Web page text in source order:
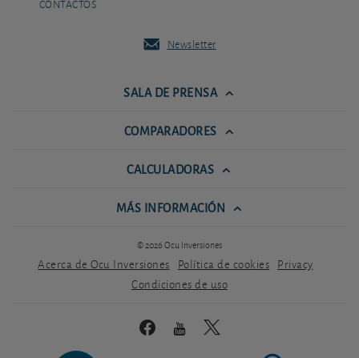
CONTACTOS
Newsletter
SALA DE PRENSA
COMPARADORES
CALCULADORAS
MÁS INFORMACIÓN
© 2026 Ocu Inversiones
Acerca de Ocu Inversiones Política de cookies Privacy
Condiciones de uso